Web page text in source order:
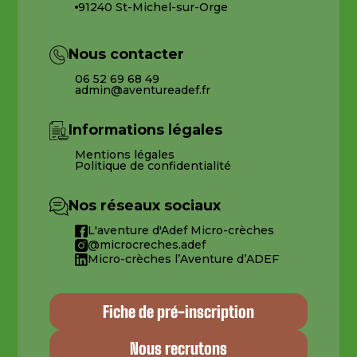
91240 St-Michel-sur-Orge
Nous contacter
06 52 69 68 49
admin@aventureadef.fr
Informations légales
Mentions légales
Politique de confidentialité
Nos réseaux sociaux
L'aventure d'Adef Micro-crèches
@microcreches.adef
Micro-crèches l’Aventure d’ADEF
Fiche de pré-inscription
Nous recrutons